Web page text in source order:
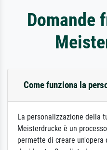
Domande
Come funziona la
La personalizzazione della
Meisterdrucke è un
permette di creare